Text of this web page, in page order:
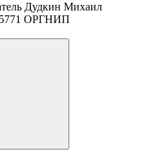
Дудкин Михаил
ОРГНИП